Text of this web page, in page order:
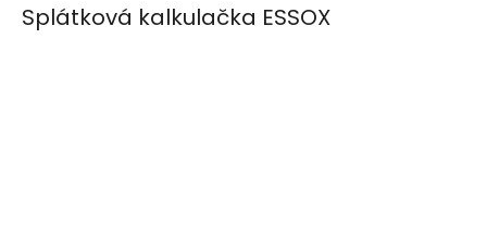
Splátková kalkulačka ESSOX